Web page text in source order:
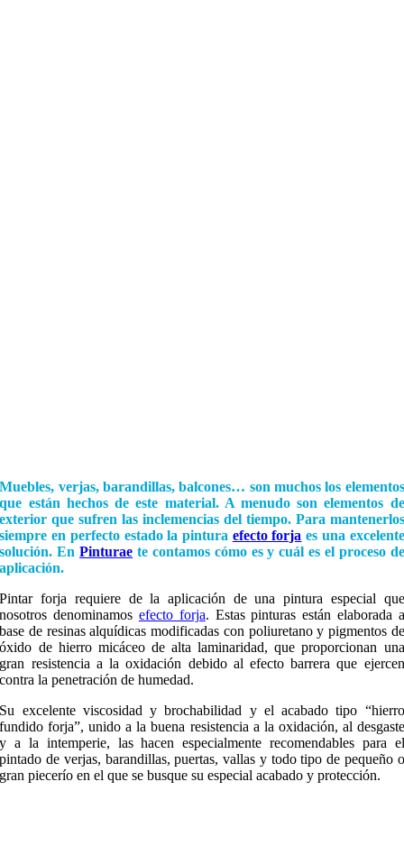
Muebles, verjas, barandillas, balcones… son muchos los elementos
que están hechos de este material. A menudo son elementos de
exterior que sufren las inclemencias del tiempo. Para mantenerlos
siempre en perfecto estado la pintura efecto forja es una excelente
solución. EnPinturae te contamos cómo es y cuál es el proceso de
aplicación.
Pintar forja requiere de la aplicación de una pintura especial que
nosotros denominamos efecto forja. Estas pinturas están elaborada a
base de resinas alquídicas modificadas con poliuretano y pigmentos de
óxido de hierro micáceo de alta laminaridad, que proporcionan una
gran resistencia a la oxidación debido al efecto barrera que ejercen
contra la penetración de humedad.
Su excelente viscosidad y brochabilidad y el acabado tipo “hierro
fundido forja”, unido a la buena resistencia a la oxidación, al desgaste
y a la intemperie, las hacen especialmente recomendables para el
pintado de verjas, barandillas, puertas, vallas y todo tipo de pequeño o
gran piecerío en el que se busque su especial acabado y protección.